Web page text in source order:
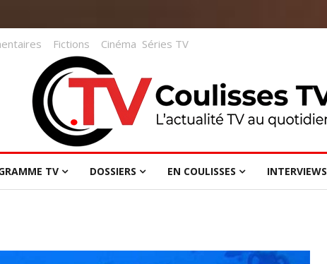
Fictions Cinéma Séries TV
TV DOSSIERS EN COULISSES INTERVIEWS